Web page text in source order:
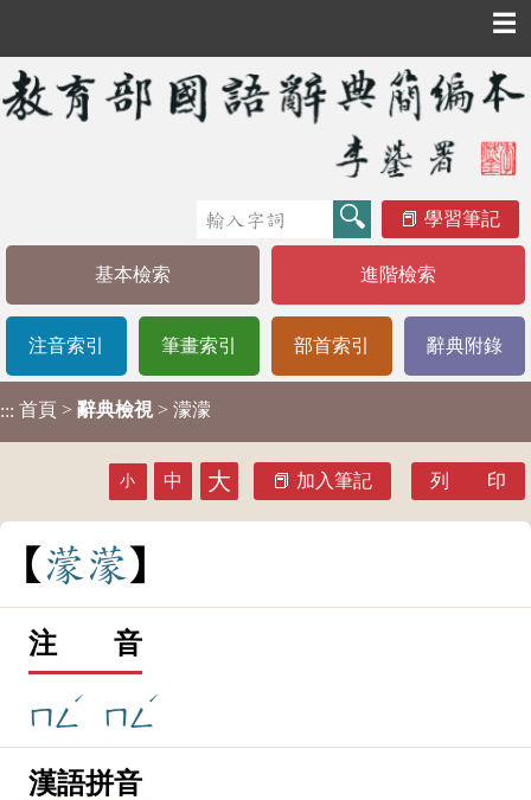
☰
學習筆記
基本檢索 進階檢索
注音索引 筆畫索引 部首索引 辭典附錄
::: 首頁 > 辭典檢視 > 濛濛
小 中 大 加入筆記 列 印
濛 濛
注 音
ㄇㄥ
ˊ
ㄇㄥ
ˊ
漢語拼音